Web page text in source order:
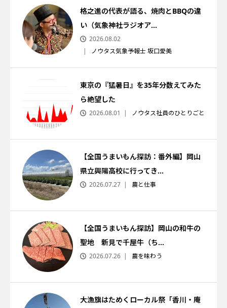
格之進の代表が語る、焼肉とBBQの違
い（気象神社ラジオア...
2026.08.02
ノウタス気象予報士 坂口愛美
東京の『猛暑日』を35年分数えてみた
ら絶望した
2026.08.01 ノウタス社員のひとりごと
【全国うまいもん探訪：番外編】岡山
県立興陽高校に行ってき...
2026.07.27 農と仕事
【全国うまいもん探訪】岡山の和牛の
聖地 新見で千屋牛（ち...
2026.07.26 農を味わう
大漁旗はためくローカル祭「香川・庵